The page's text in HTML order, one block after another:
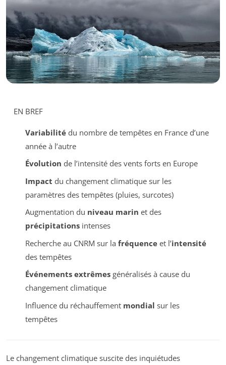
EN BREF
Variabilitédu nombre de tempêtes en France d’une
année à l’autre
Évolution de l’intensité des vents forts en Europe
Impact du changement climatique sur les
paramètres des tempêtes (pluies, surcotes)
Augmentation du niveau marin et des
précipitationsintenses
Recherche au CNRM sur la fréquenceet l’intensité
des tempêtes
Événements extrêmesgénéralisés à cause du
changement climatique
Influence du réchauffement mondial sur les
tempêtes
Le changement climatique suscite des inquiétudes